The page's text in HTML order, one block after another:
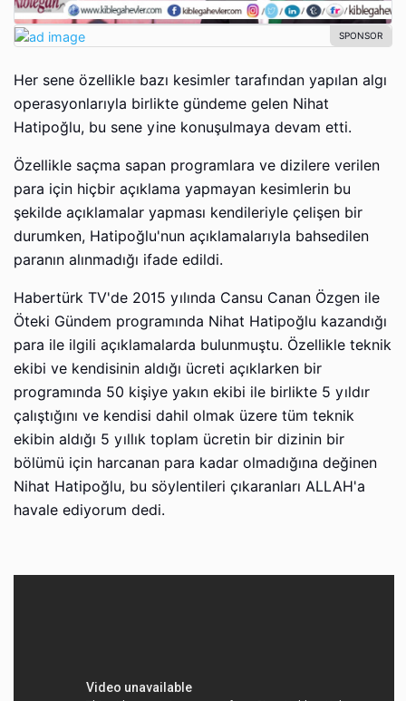
Her sene özellikle bazı kesimler tarafından yapılan algı
operasyonlarıyla birlikte gündeme gelen Nihat
Hatipoğlu, bu sene yine konuşulmaya devam etti.
Özellikle saçma sapan programlara ve dizilere verilen
para için hiçbir açıklama yapmayan kesimlerin bu
şekilde açıklamalar yapması kendileriyle çelişen bir
durumken, Hatipoğlu'nun açıklamalarıyla bahsedilen
paranın alınmadığı ifade edildi.
Habertürk TV'de 2015 yılında Cansu Canan Özgen ile
Öteki Gündem programında Nihat Hatipoğlu kazandığı
para ile ilgili açıklamalarda bulunmuştu. Özellikle teknik
ekibi ve kendisinin aldığı ücreti açıklarken bir
programında 50 kişiye yakın ekibi ile birlikte 5 yıldır
çalıştığını ve kendisi dahil olmak üzere tüm teknik
ekibin aldığı 5 yıllık toplam ücretin bir dizinin bir
bölümü için harcanan para kadar olmadığına değinen
Nihat Hatipoğlu, bu söylentileri çıkaranları ALLAH'a
havale ediyorum dedi.